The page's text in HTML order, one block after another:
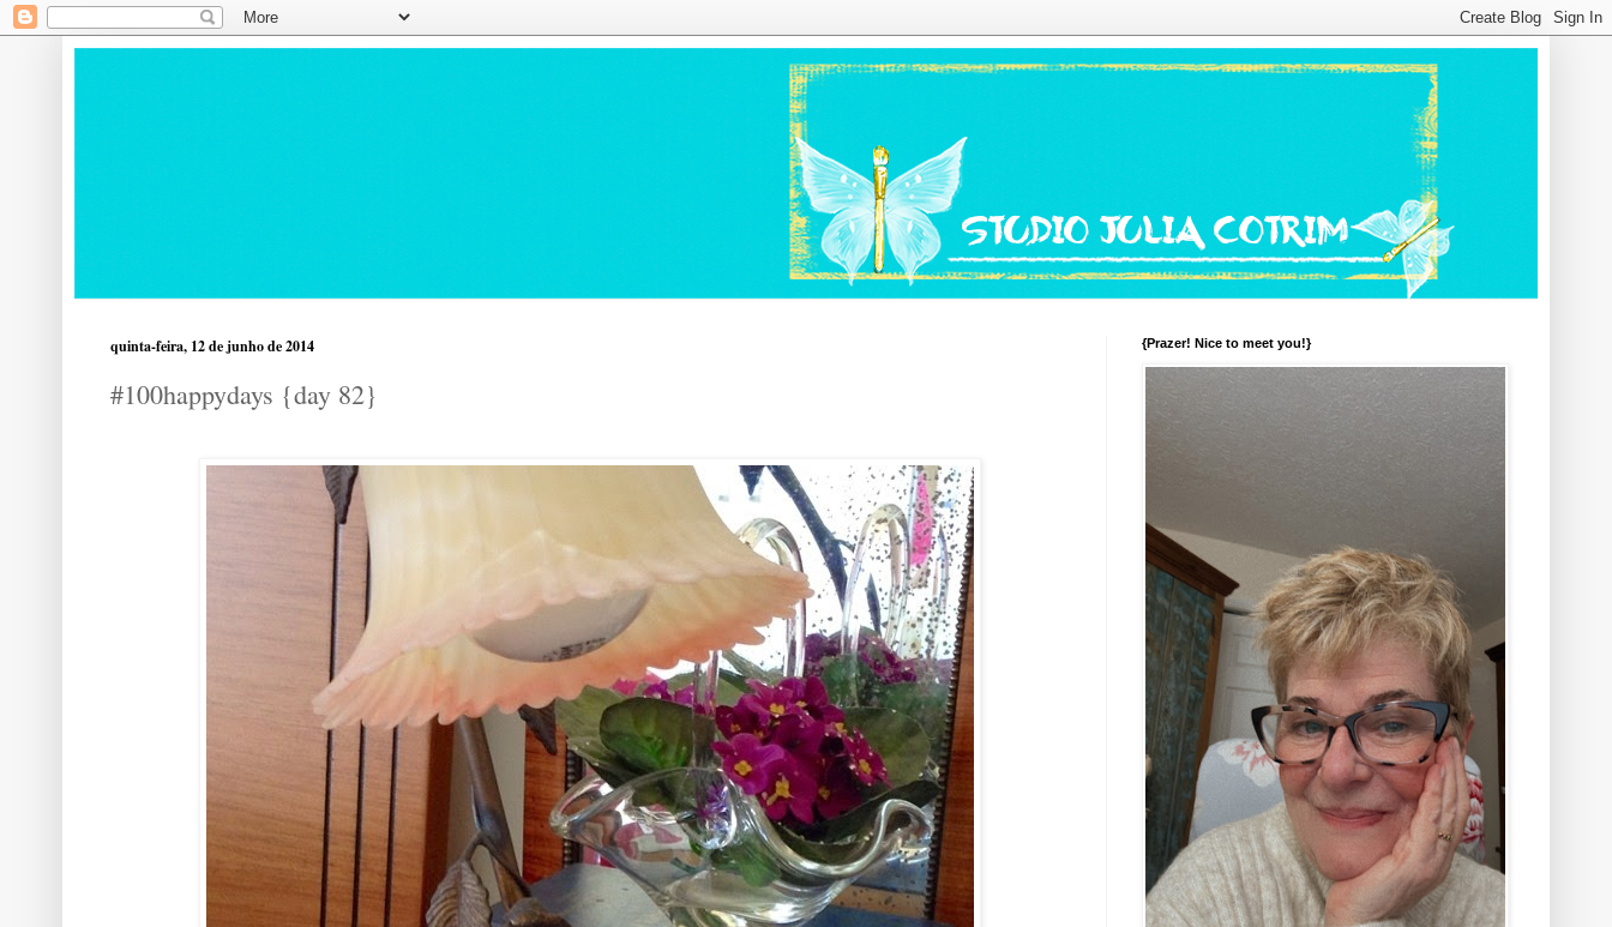
quinta-feira, 12 de junho de 2014
#100happydays {day 82}
{Prazer! Nice to meet you!}